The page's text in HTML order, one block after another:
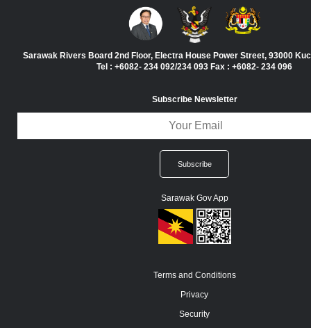
Sarawak Rivers Board 2nd Floor, Electra House Power Street, 93000
Tel : +6082- 234 092/234 093 Fax : +6082- 234 096
Subscribe Newsletter
Sarawak Gov App
Terms and Conditions
Privacy
Security